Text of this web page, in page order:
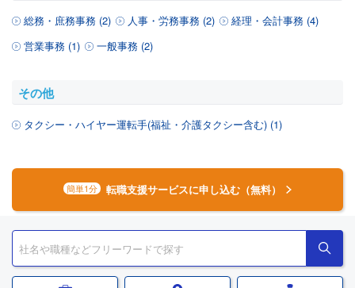
総務・庶務事務 (2) 人事・労務事務 (2)
経理・会計事務 (4)
営業事務 (1)
一般事務 (2)
その他
タクシー・ハイヤー運転手(福祉・介護タクシー含む) (1)
簡単1分 転職支援サービスに申し込む（無料）